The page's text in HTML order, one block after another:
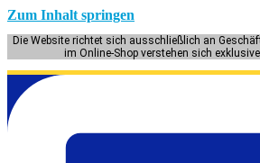
Zum Inhalt springen
Die Website richtet sich ausschließlich an
im Online-Shop verstehen sich